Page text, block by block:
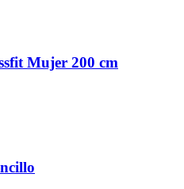
Mujer 200 cm